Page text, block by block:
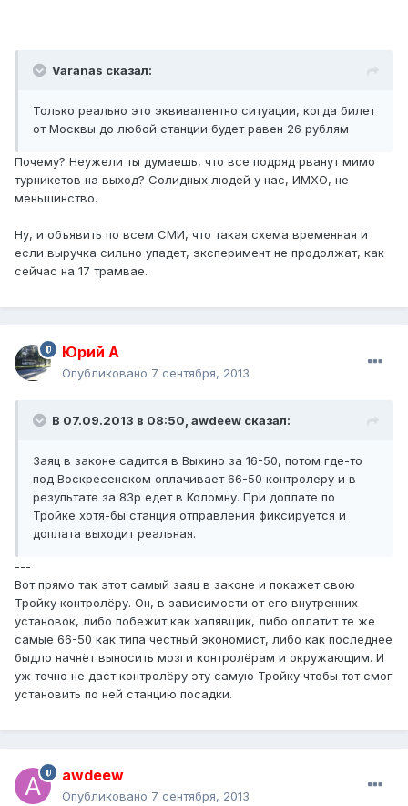
Varanas сказал:
Только реально это эквивалентно ситуации, когда билет
от Москвы до любой станции будет равен 26 рублям
Почему? Неужели ты думаешь, что все подряд рванут мимо
турникетов на выход? Солидных людей у нас, ИМХО, не
меньшинство.
Ну, и объявить по всем СМИ, что такая схема временная и
если выручка сильно упадет, эксперимент не продолжат, как
сейчас на 17 трамвае.
Юрий А
Опубликовано 7 сентября, 2013
В 07.09.2013 в 08:50, awdeew сказал:
Заяц в законе садится в Выхино за 16-50, потом где-то
под Воскресенском оплачивает 66-50 контролеру и в
результате за 83р едет в Коломну. При доплате по
Тройке хотя-бы станция отправления фиксируется и
доплата выходит реальная.
---
Вот прямо так этот самый заяц в законе и покажет свою
Тройку контролёру. Он, в зависимости от его внутренних
установок, либо побежит как халявщик, либо оплатит те же
самые 66-50 как типа честный экономист, либо как последнее
быдло начнёт выносить мозги контролёрам и окружающим. И
уж точно не даст контролёру эту самую Тройку чтобы тот смог
установить по ней станцию посадки.
awdeew
Опубликовано 7 сентября, 2013